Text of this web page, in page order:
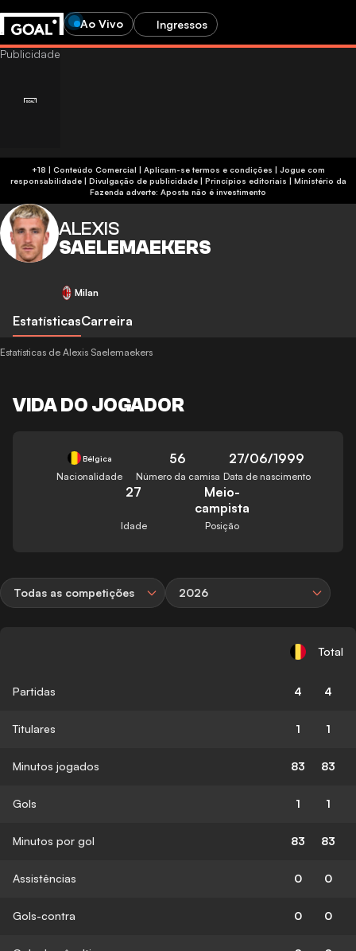
Ao Vivo Ingressos
+18 | Conteúdo Comercial | Aplicam-se termos e condições | Jogue com
responsabilidade| Divulgação de publicidade| Princípios editoriais | Ministério da
Fazenda adverte: Aposta não é investimento
ALEXIS
SAELEMAEKERS
Milan
EstatísticasCarreira
Estatísticas de Alexis Saelemaekers
VIDA DO JOGADOR
Bélgica
Nacionalidade
56
Número da camisa
27/06/1999
Data de nascimento
27
Idade
Meio-
campista
Posição
Todas as competições 2026
Total
Partidas 4 4
Titulares 1 1
Minutos jogados 83 83
Gols 1 1
Minutos por gol 83 83
Assistências 0 0
Gols-contra 0 0